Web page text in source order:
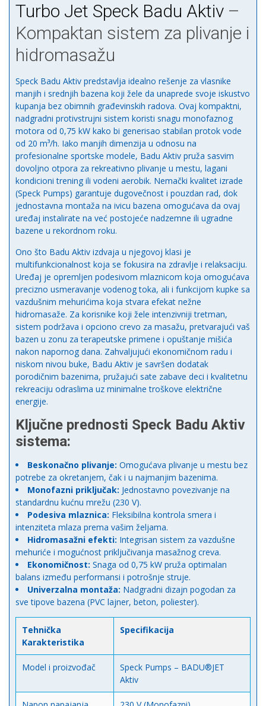
Turbo Jet Speck Badu Aktiv –
Kompaktan sistem za plivanje i
hidromasažu
Speck Badu Aktiv predstavlja idealno rešenje za vlasnike
manjih i srednjih bazena koji žele da unaprede svoje iskustvo
kupanja bez obimnih građevinskih radova. Ovaj kompaktni,
nadgradni protivstrujni sistem koristi snagu monofaznog
motora od 0,75 kW kako bi generisao stabilan protok vode
od 20 m³/h. Iako manjih dimenzija u odnosu na
profesionalne sportske modele, Badu Aktiv pruža sasvim
dovoljno otpora za rekreativno plivanje u mestu, lagani
kondicioni trening ili vodeni aerobik. Nemački kvalitet izrade
(Speck Pumps) garantuje dugovečnost i pouzdan rad, dok
jednostavna montaža na ivicu bazena omogućava da ovaj
uređaj instalirate na već postojeće nadzemne ili ugradne
bazene u rekordnom roku.
Ono što Badu Aktiv izdvaja u njegovoj klasi je
multifunkcionalnost koja se fokusira na zdravlje i relaksaciju.
Uređaj je opremljen podesivom mlaznicom koja omogućava
precizno usmeravanje vodenog toka, ali i funkcijom kupke sa
vazdušnim mehurićima koja stvara efekat nežne
hidromasaže. Za korisnike koji žele intenzivniji tretman,
sistem podržava i opciono crevo za masažu, pretvarajući vaš
bazen u zonu za terapeutske primene i opuštanje mišića
nakon napornog dana. Zahvaljujući ekonomičnom radu i
niskom nivou buke, Badu Aktiv je savršen dodatak
porodičnim bazenima, pružajući sate zabave deci i kvalitetnu
rekreaciju odraslima uz minimalne troškove električne
energije.
Ključne prednosti Speck Badu Aktiv
sistema:
Beskonačno plivanje: Omogućava plivanje u mestu bez
potrebe za okretanjem, čak i u najmanjim bazenima.
Monofazni priključak: Jednostavno povezivanje na
standardnu kućnu mrežu (230 V).
Podesiva mlaznica: Fleksibilna kontrola smera i
intenziteta mlaza prema vašim željama.
Hidromasažni efekti: Integrisan sistem za vazdušne
mehuriće i mogućnost priključivanja masažnog creva.
Ekonomičnost: Snaga od 0,75 kW pruža optimalan
balans između performansi i potrošnje struje.
Univerzalna montaža: Nadgradni dizajn pogodan za
sve tipove bazena (PVC lajner, beton, poliester).
Tehnička
Karakteristika
Specifikacija
Model i proizvođač
Speck Pumps – BADU®JET
Aktiv